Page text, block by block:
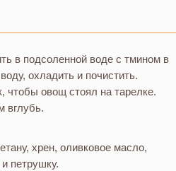
в подсоленной воде с тмином в
охладить и почистить.
чтобы овощ стоял на тарелке.
вглубь.
хрен, оливковое масло,
петрушку.